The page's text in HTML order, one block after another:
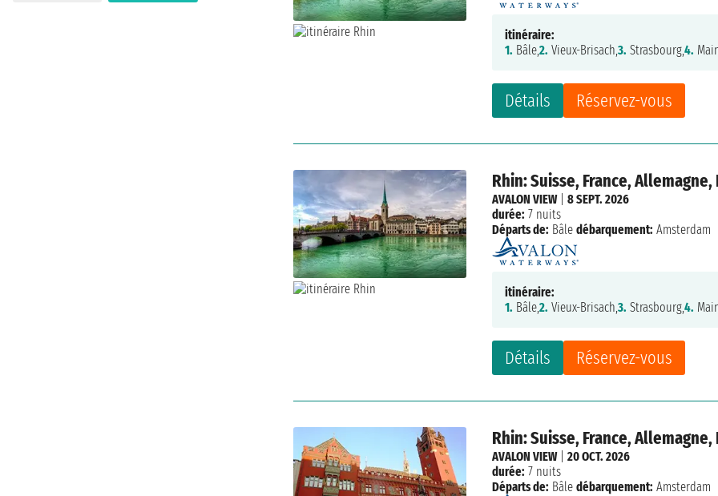
Détails Réservez-vous
itinéraire:
1. Bâle,2. Vieux-Brisach,3. Strasbourg,4.
Rhin: Suisse, France, Allemagne,
Détails Réservez-vous
AVALON VIEW|8 SEPT. 2026
durée: 7 nuits
Départs de: Bâle débarquement: Amsterdam
itinéraire:
1. Bâle,2. Vieux-Brisach,3. Strasbourg,4.
Rhin: Suisse, France, Allemagne,
AVALON VIEW|20 OCT. 2026
durée: 7 nuits
Départs de: Bâle débarquement: Amsterdam